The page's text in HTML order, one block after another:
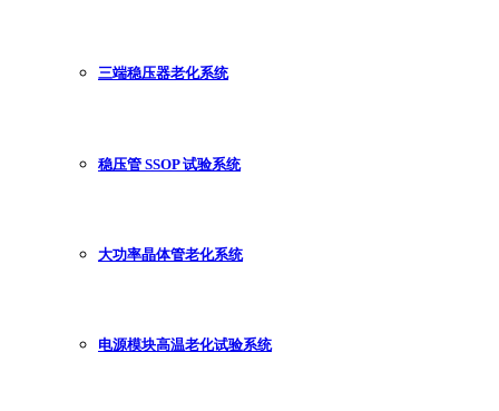
三端稳压器老化系统
稳压管 SSOP 试验系统
大功率晶体管老化系统
电源模块高温老化试验系统